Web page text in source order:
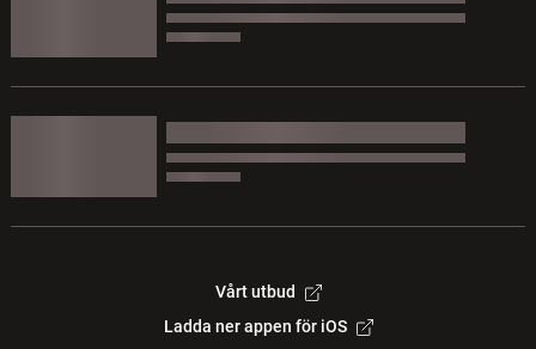
Vårt utbud
Ladda ner appen för iOS